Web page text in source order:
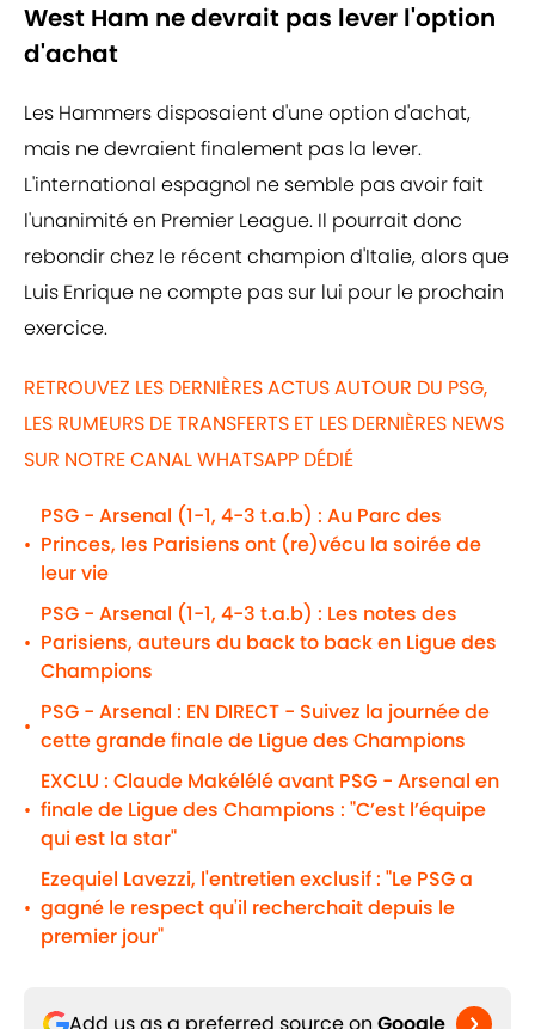
West Ham ne devrait pas lever l'option
d'achat
Les Hammers disposaient d'une option d'achat,
mais ne devraient finalement pas la lever.
L'international espagnol ne semble pas avoir fait
l'unanimité en Premier League. Il pourrait donc
rebondir chez le récent champion d'Italie, alors que
Luis Enrique ne compte pas sur lui pour le prochain
exercice.
RETROUVEZ LES DERNIÈRES ACTUS AUTOUR DU PSG,
LES RUMEURS DE TRANSFERTS ET LES DERNIÈRES NEWS
SUR NOTRE CANAL WHATSAPP DÉDIÉ
•
PSG - Arsenal (1-1, 4-3 t.a.b) : Au Parc des
Princes, les Parisiens ont (re)vécu la soirée de
leur vie
•
PSG - Arsenal (1-1, 4-3 t.a.b) : Les notes des
Parisiens, auteurs du back to back en Ligue des
Champions
•
PSG - Arsenal : EN DIRECT - Suivez la journée de
cette grande finale de Ligue des Champions
•
EXCLU : Claude Makélélé avant PSG - Arsenal en
finale de Ligue des Champions : "C’est l’équipe
qui est la star"
•
Ezequiel Lavezzi, l'entretien exclusif : "Le PSG a
gagné le respect qu'il recherchait depuis le
premier jour"